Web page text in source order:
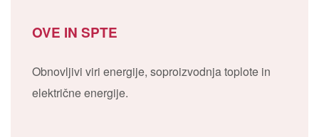
OVE IN SPTE
Obnovljivi viri energije, soproizvodnja toplote in
električne energije.